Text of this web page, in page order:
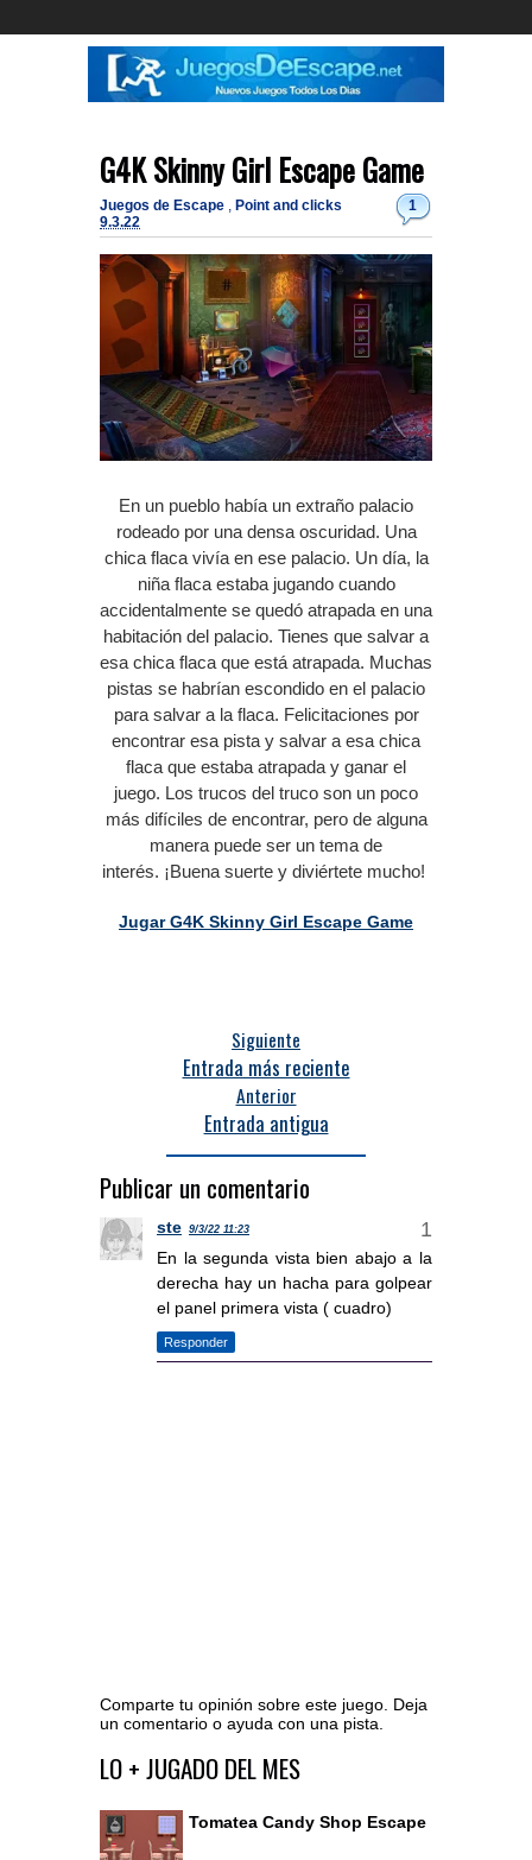
G4K Skinny Girl Escape Game
1
Juegos de Escape , Point and clicks
9.3.22
En un pueblo había un extraño palacio
rodeado por una densa oscuridad. Una
chica flaca vivía en ese palacio. Un día, la
niña flaca estaba jugando cuando
accidentalmente se quedó atrapada en una
habitación del palacio. Tienes que salvar a
esa chica flaca que está atrapada. Muchas
pistas se habrían escondido en el palacio
para salvar a la flaca. Felicitaciones por
encontrar esa pista y salvar a esa chica
flaca que estaba atrapada y ganar el
juego. Los trucos del truco son un poco
más difíciles de encontrar, pero de alguna
manera puede ser un tema de
interés. ¡Buena suerte y diviértete mucho!
Jugar G4K Skinny Girl Escape Game
Siguiente
Entrada más reciente
Anterior
Entrada antigua
Publicar un comentario
ste 9/3/22 11:23
En la segunda vista bien abajo a la
derecha hay un hacha para golpear
el panel primera vista ( cuadro)
Responder
Comparte tu opinión sobre este juego. Deja
un comentario o ayuda con una pista.
Ir al editor de comentarios
LO + JUGADO DEL MES
Tomatea Candy Shop Escape